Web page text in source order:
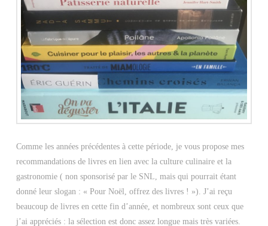
Comme les années précédentes à cette période, je vous propose mes
recommandations de livres en lien avec la culture culinaire et la
gastronomie ( non sponsorisé par le SNL, mais qui pourrait étant
donné leur slogan : « Pour Noël, offrez des livres ! »). J’ai reçu
beaucoup de livres en cette fin d’année, et nombreux sont ceux que
j’ai appréciés : la sélection est donc assez longue mais très variées.